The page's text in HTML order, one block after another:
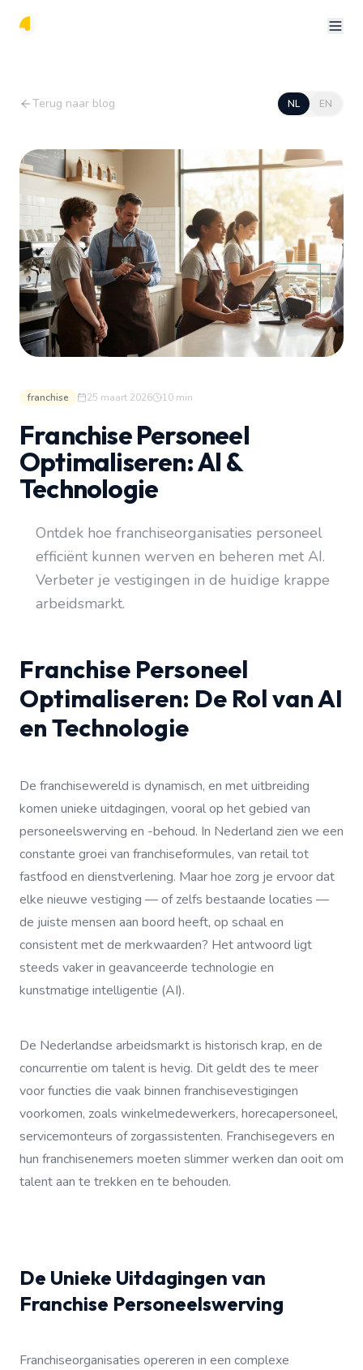
Terug naar blog NL EN
franchise 25 maart 2026 10 min
Franchise Personeel
Optimaliseren: AI &
Technologie
Ontdek hoe franchiseorganisaties personeel
efficiënt kunnen werven en beheren met AI.
Verbeter je vestigingen in de huidige krappe
arbeidsmarkt.
Franchise Personeel
Optimaliseren: De Rol van AI
en Technologie
De franchisewereld is dynamisch, en met uitbreiding
komen unieke uitdagingen, vooral op het gebied van
personeelswerving en -behoud. In Nederland zien we een
constante groei van franchiseformules, van retail tot
fastfood en dienstverlening. Maar hoe zorg je ervoor dat
elke nieuwe vestiging — of zelfs bestaande locaties —
de juiste mensen aan boord heeft, op schaal en
consistent met de merkwaarden? Het antwoord ligt
steeds vaker in geavanceerde technologie en
kunstmatige intelligentie (AI).
De Nederlandse arbeidsmarkt is historisch krap, en de
concurrentie om talent is hevig. Dit geldt des te meer
voor functies die vaak binnen franchisevestigingen
voorkomen, zoals winkelmedewerkers, horecapersoneel,
servicemonteurs of zorgassistenten. Franchisegevers en
hun franchisenemers moeten slimmer werken dan ooit om
talent aan te trekken en te behouden.
De Unieke Uitdagingen van
Franchise Personeelswerving
Franchiseorganisaties opereren in een complexe